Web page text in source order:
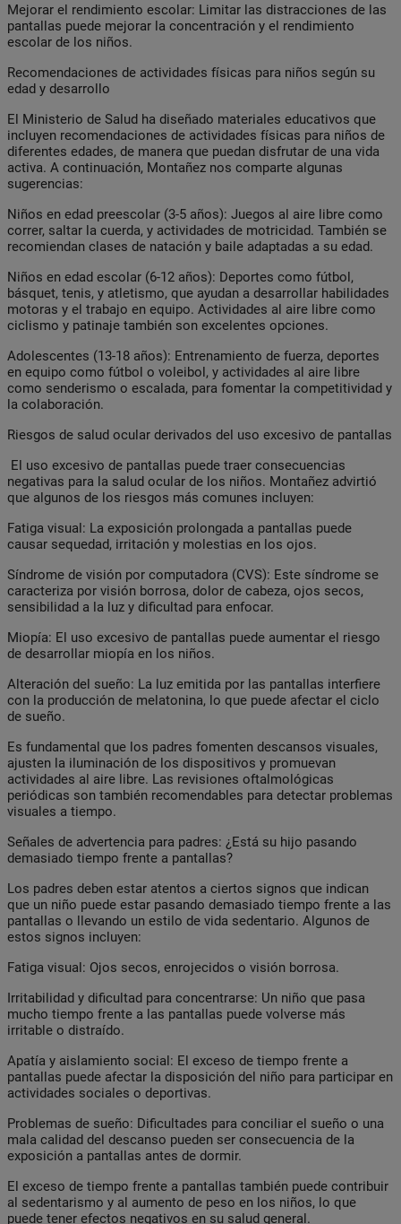
Mejorar el rendimiento escolar: Limitar las distracciones de las
pantallas puede mejorar la concentración y el rendimiento
escolar de los niños.
Recomendaciones de actividades físicas para niños según su
edad y desarrollo
El Ministerio de Salud ha diseñado materiales educativos que
incluyen recomendaciones de actividades físicas para niños de
diferentes edades, de manera que puedan disfrutar de una vida
activa. A continuación, Montañez nos comparte algunas
sugerencias:
Niños en edad preescolar (3-5 años): Juegos al aire libre como
correr, saltar la cuerda, y actividades de motricidad. También se
recomiendan clases de natación y baile adaptadas a su edad.
Niños en edad escolar (6-12 años): Deportes como fútbol,
básquet, tenis, y atletismo, que ayudan a desarrollar habilidades
motoras y el trabajo en equipo. Actividades al aire libre como
ciclismo y patinaje también son excelentes opciones.
Adolescentes (13-18 años): Entrenamiento de fuerza, deportes
en equipo como fútbol o voleibol, y actividades al aire libre
como senderismo o escalada, para fomentar la competitividad y
la colaboración.
Riesgos de salud ocular derivados del uso excesivo de pantallas
El uso excesivo de pantallas puede traer consecuencias
negativas para la salud ocular de los niños. Montañez advirtió
que algunos de los riesgos más comunes incluyen:
Fatiga visual: La exposición prolongada a pantallas puede
causar sequedad, irritación y molestias en los ojos.
Síndrome de visión por computadora (CVS): Este síndrome se
caracteriza por visión borrosa, dolor de cabeza, ojos secos,
sensibilidad a la luz y dificultad para enfocar.
Miopía: El uso excesivo de pantallas puede aumentar el riesgo
de desarrollar miopía en los niños.
Alteración del sueño: La luz emitida por las pantallas interfiere
con la producción de melatonina, lo que puede afectar el ciclo
de sueño.
Es fundamental que los padres fomenten descansos visuales,
ajusten la iluminación de los dispositivos y promuevan
actividades al aire libre. Las revisiones oftalmológicas
periódicas son también recomendables para detectar problemas
visuales a tiempo.
Señales de advertencia para padres: ¿Está su hijo pasando
demasiado tiempo frente a pantallas?
Los padres deben estar atentos a ciertos signos que indican
que un niño puede estar pasando demasiado tiempo frente a las
pantallas o llevando un estilo de vida sedentario. Algunos de
estos signos incluyen:
Fatiga visual: Ojos secos, enrojecidos o visión borrosa.
Irritabilidad y dificultad para concentrarse: Un niño que pasa
mucho tiempo frente a las pantallas puede volverse más
irritable o distraído.
Apatía y aislamiento social: El exceso de tiempo frente a
pantallas puede afectar la disposición del niño para participar en
actividades sociales o deportivas.
Problemas de sueño: Dificultades para conciliar el sueño o una
mala calidad del descanso pueden ser consecuencia de la
exposición a pantallas antes de dormir.
El exceso de tiempo frente a pantallas también puede contribuir
al sedentarismo y al aumento de peso en los niños, lo que
puede tener efectos negativos en su salud general.